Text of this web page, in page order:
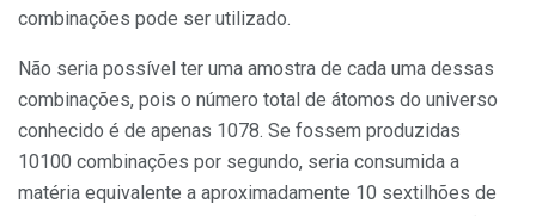
combinações pode ser utilizado.
Não seria possível ter uma amostra de cada uma dessas
combinações, pois o número total de átomos do universo
conhecido é de apenas 1078. Se fossem produzidas
10100 combinações por segundo, seria consumida a
matéria equivalente a aproximadamente 10 sextilhões de